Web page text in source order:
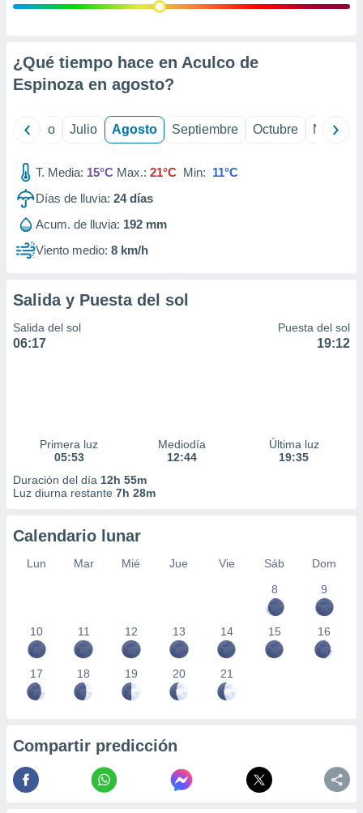
e
mediante
publicidad
de
1199
¿Qué tiempo hace en Aculco de
Espinoza en agosto?
Junio Julio Agosto Septiembre Octubre
T. Media: 15°C Max.: 21°C Min: 11°C
Días de lluvia: 24días
Acum. de lluvia: 192 mm
Viento medio: 8 km/h
Salida y Puesta del sol
Salida del sol
06:17
Puesta del sol
19:12
Primera luz
05:53
Mediodía
12:44
Última luz
19:35
Duración del día 12h 55m
Luz diurna restante 7h 28m
Calendario lunar
Lun Mar Mié Jue Vie Sáb
Dom
8
9
10 11 12 13 14 15 16
17 18 19 20 21
Compartir predicción